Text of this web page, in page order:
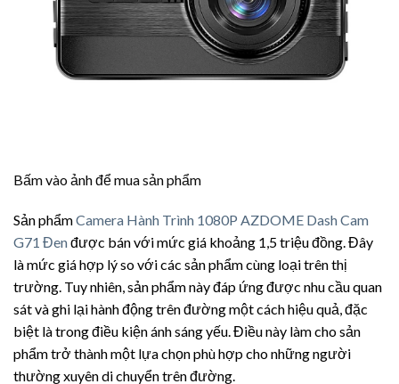
Bấm vào ảnh để mua sản phẩm
Sản phẩmCamera Hành Trình 1080P AZDOME Dash Cam
G71 Đenđược bán với mức giá khoảng 1,5 triệu đồng. Đây
là mức giá hợp lý so với các sản phẩm cùng loại trên thị
trường. Tuy nhiên, sản phẩm này đáp ứng được nhu cầu quan
sát và ghi lại hành động trên đường một cách hiệu quả, đặc
biệt là trong điều kiện ánh sáng yếu. Điều này làm cho sản
phẩm trở thành một lựa chọn phù hợp cho những người
thường xuyên di chuyển trên đường.